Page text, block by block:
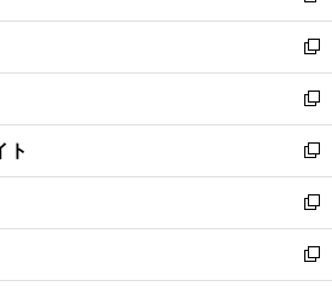
開
く
ウ
で
開
く
ン
ド
ウ
で
開
く
し
い
ウ
ィ
ン
ド
ウ
で
開
く
新
し
い
ウ
ィ
ン
ド
ウ
で
開
新
し
い
ウ
ィ
ン
ド
ウ
ト
新
し
い
ウ
ィ
新
し
い
新